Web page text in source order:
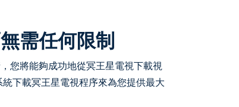
需任何限制
您將能夠成功地從冥王星電視下載視
下載冥王星電視程序來為您提供最大